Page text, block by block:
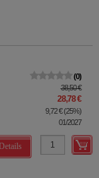
0
38,50 €
28,78 €
9,72 €(25%)
01/2027
Details